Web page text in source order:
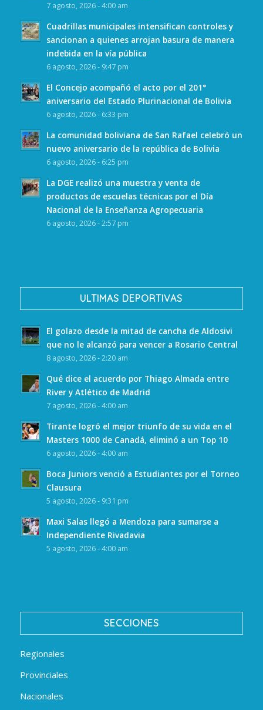
7 agosto, 2026 - 4:00 am
Cuadrillas municipales intensifican controles y
sancionan a quienes arrojan basura de manera
indebida en la vía pública
6 agosto, 2026 - 9:47 pm
El Concejo acompañó el acto por el 201°
aniversario del Estado Plurinacional de Bolivia
6 agosto, 2026 - 6:33 pm
La comunidad boliviana de San Rafael celebró un
nuevo aniversario de la república de Bolivia
6 agosto, 2026 - 6:25 pm
La DGE realizó una muestra y venta de
productos de escuelas técnicas por el Día
Nacional de la Enseñanza Agropecuaria
6 agosto, 2026 - 2:57 pm
ULTIMAS DEPORTIVAS
El golazo desde la mitad de cancha de Aldosivi
que no le alcanzó para vencer a Rosario Central
8 agosto, 2026 - 2:20 am
Qué dice el acuerdo por Thiago Almada entre
River y Atlético de Madrid
7 agosto, 2026 - 4:00 am
Tirante logró el mejor triunfo de su vida en el
Masters 1000 de Canadá, eliminó a un Top 10
6 agosto, 2026 - 4:00 am
Boca Juniors venció a Estudiantes por el Torneo
Clausura
5 agosto, 2026 - 9:31 pm
Maxi Salas llegó a Mendoza para sumarse a
Independiente Rivadavia
5 agosto, 2026 - 4:00 am
SECCIONES
Regionales
Provinciales
Nacionales